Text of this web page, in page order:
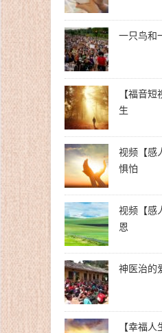
一只鸟和
【福音
生
视频【感
惧怕
视频【感
恩
神医治的
【幸福人